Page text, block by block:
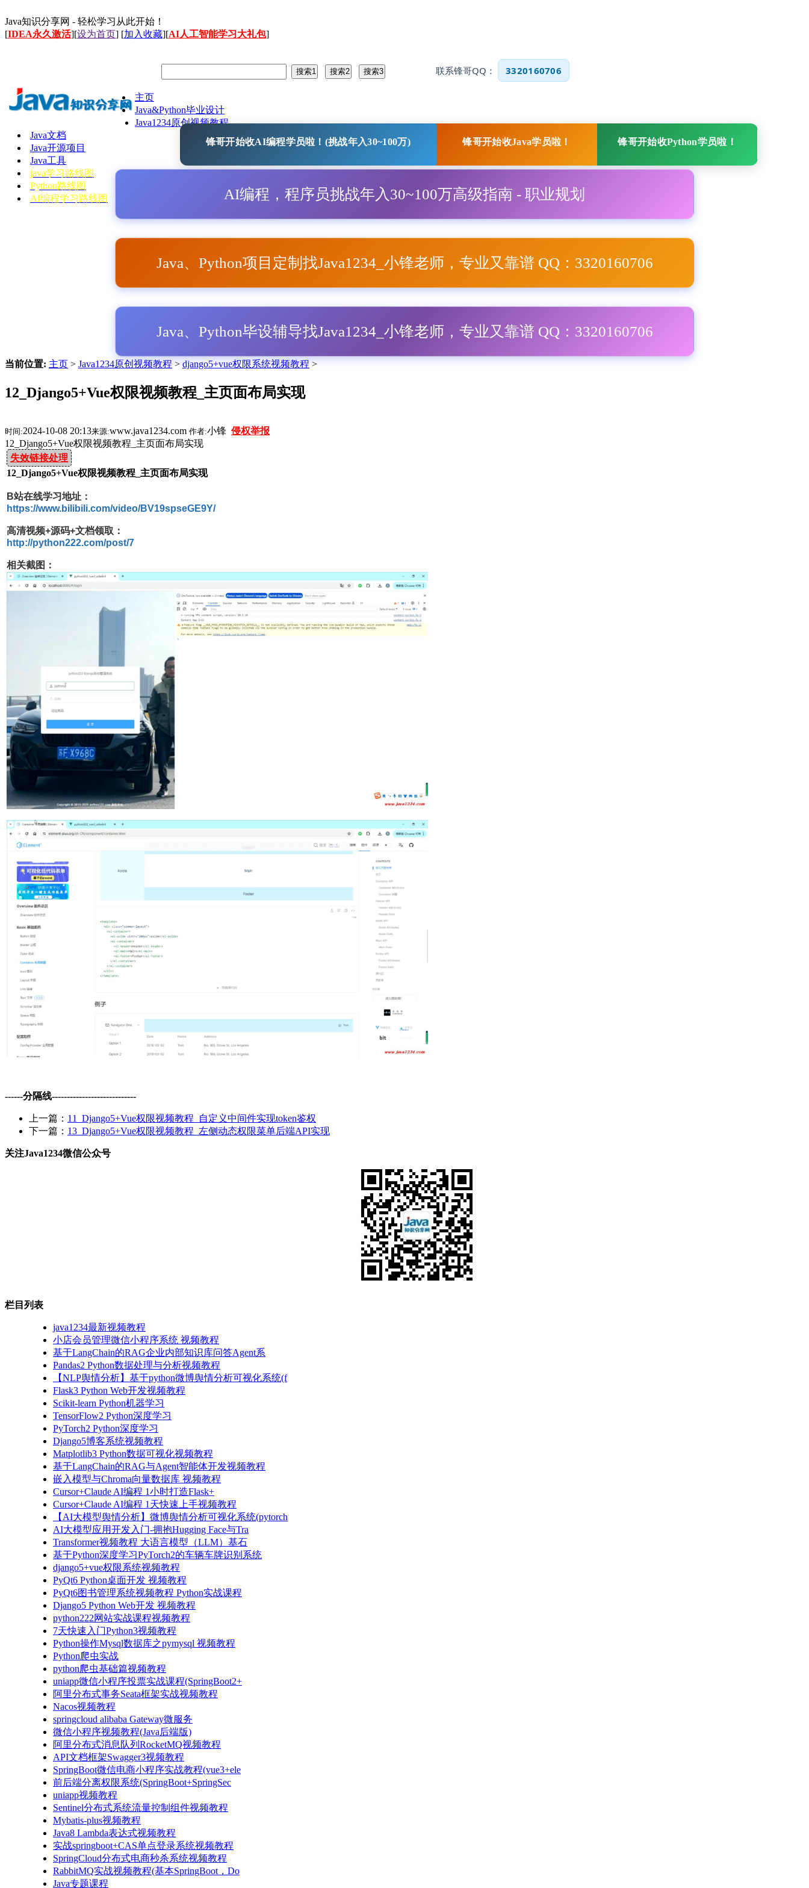
Java知识分享网 - 轻松学习从此开始！
[IDEA永久激活][设为首页] [加入收藏][AI人工智能学习大礼包]
联系锋哥QQ： 3320160706
主页
Java&Python毕业设计
Java1234原创视频教程
Java文档
Java开源项目
Java工具
java学习路线图
Python路线图
AI编程学习路线图
锋哥开始收AI编程学员啦！(挑战年入30~100万) 锋哥开始收Java学员啦！ 锋哥开始收Python学员啦！
AI编程，程序员挑战年入30~100万高级指南 - 职业规划
Java、Python项目定制找Java1234_小锋老师，专业又靠谱 QQ：3320160706
Java、Python毕设辅导找Java1234_小锋老师，专业又靠谱 QQ：3320160706
当前位置: 主页 > Java1234原创视频教程 > django5+vue权限系统视频教程 >
12_Django5+Vue权限视频教程_主页面布局实现
时间:2024-10-08 20:13来源:www.java1234.com 作者:小锋 侵权举报
12_Django5+Vue权限视频教程_主页面布局实现
失效链接处理
12_Django5+Vue权限视频教程_主页面布局实现
B站在线学习地址：
https://www.bilibili.com/video/BV19spseGE9Y/
高清视频+源码+文档领取：
http://python222.com/post/7
相关截图：
------分隔线----------------------------
上一篇： 11_Django5+Vue权限视频教程_自定义中间件实现token鉴权
下一篇： 13_Django5+Vue权限视频教程_左侧动态权限菜单后端API实现
关注Java1234微信公众号
栏目列表
java1234最新视频教程
小店会员管理微信小程序系统 视频教程
基于LangChain的RAG企业内部知识库问答Agent系
Pandas2 Python数据处理与分析视频教程
【NLP舆情分析】基于python微博舆情分析可视化系统(f
Flask3 Python Web开发视频教程
Scikit-learn Python机器学习
TensorFlow2 Python深度学习
PyTorch2 Python深度学习
Django5博客系统视频教程
Matplotlib3 Python数据可视化视频教程
基于LangChain的RAG与Agent智能体开发视频教程
嵌入模型与Chroma向量数据库 视频教程
Cursor+Claude AI编程 1小时打造Flask+
Cursor+Claude AI编程 1天快速上手视频教程
【AI大模型舆情分析】微博舆情分析可视化系统(pytorch
AI大模型应用开发入门-拥抱Hugging Face与Tra
Transformer视频教程 大语言模型（LLM）基石
基于Python深度学习PyTorch2的车辆车牌识别系统
django5+vue权限系统视频教程
PyQt6 Python桌面开发 视频教程
PyQt6图书管理系统视频教程 Python实战课程
Django5 Python Web开发 视频教程
python222网站实战课程视频教程
7天快速入门Python3视频教程
Python操作Mysql数据库之pymysql 视频教程
Python爬虫实战
python爬虫基础篇视频教程
uniapp微信小程序投票实战课程(SpringBoot2+
阿里分布式事务Seata框架实战视频教程
Nacos视频教程
springcloud alibaba Gateway微服务
微信小程序视频教程(Java后端版)
阿里分布式消息队列RocketMQ视频教程
API文档框架Swagger3视频教程
SpringBoot微信电商小程序实战教程(vue3+ele
前后端分离权限系统(SpringBoot+SpringSec
uniapp视频教程
Sentinel分布式系统流量控制组件视频教程
Mybatis-plus视频教程
Java8 Lambda表达式视频教程
实战springboot+CAS单点登录系统视频教程
SpringCloud分布式电商秒杀系统视频教程
RabbitMQ实战视频教程(基本SpringBoot，Do
Java专题课程